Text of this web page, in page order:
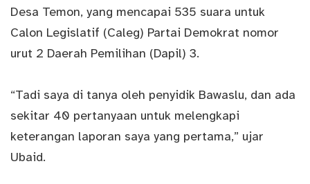
Desa Temon, yang mencapai 535 suara untuk
Calon Legislatif (Caleg) Partai Demokrat nomor
urut 2 Daerah Pemilihan (Dapil) 3.
“Tadi saya di tanya oleh penyidik Bawaslu, dan ada
sekitar 40 pertanyaan untuk melengkapi
keterangan laporan saya yang pertama,” ujar
Ubaid.